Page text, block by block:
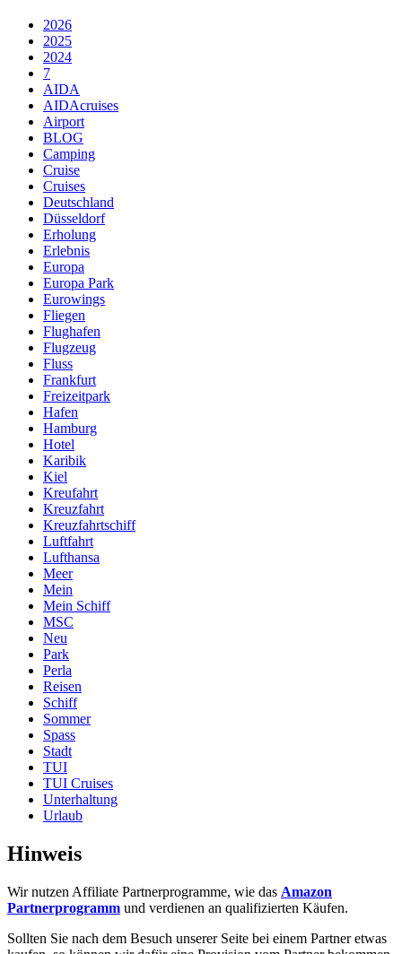
2026
2025
2024
7
AIDA
AIDAcruises
Airport
BLOG
Camping
Cruise
Cruises
Deutschland
Düsseldorf
Erholung
Erlebnis
Europa
Europa Park
Eurowings
Fliegen
Flughafen
Flugzeug
Fluss
Frankfurt
Freizeitpark
Hafen
Hamburg
Hotel
Karibik
Kiel
Kreufahrt
Kreuzfahrt
Kreuzfahrtschiff
Luftfahrt
Lufthansa
Meer
Mein
Mein Schiff
MSC
Neu
Park
Perla
Reisen
Schiff
Sommer
Spass
Stadt
TUI
TUI Cruises
Unterhaltung
Urlaub
Hinweis
Wir nutzen Affiliate Partnerprogramme, wie das Amazon
Partnerprogramm und verdienen an qualifizierten Käufen.
Sollten Sie nach dem Besuch unserer Seite bei einem Partner etwas